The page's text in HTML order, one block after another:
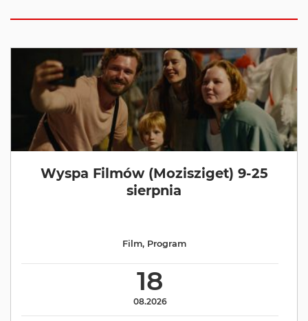
Wyspa Filmów (Mozisziget) 9-25
sierpnia
18
08.2026
Film, Program